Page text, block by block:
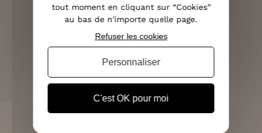
LIVRAISON RAPIDE
RETOURS SOUS 14 JOURS
tout moment en cliquant sur “Cookies”
au bas de n'importe quelle page.
C'est OK pour moi
Refuser les cookies
Personnaliser